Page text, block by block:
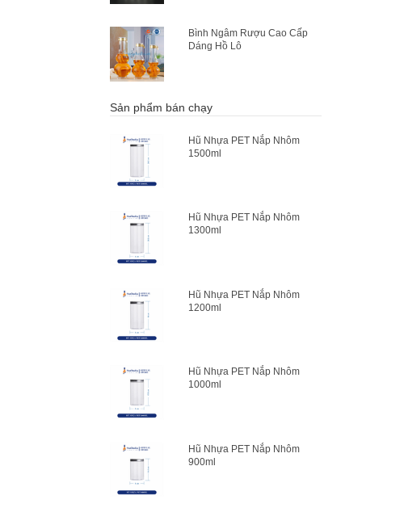
Bình Ngâm Rượu Cao Cấp
Dáng Hồ Lô
Sản phẩm bán chạy
Hũ Nhựa PET Nắp Nhôm
1500ml
Hũ Nhựa PET Nắp Nhôm
1300ml
Hũ Nhựa PET Nắp Nhôm
1200ml
Hũ Nhựa PET Nắp Nhôm
1000ml
Hũ Nhựa PET Nắp Nhôm
900ml